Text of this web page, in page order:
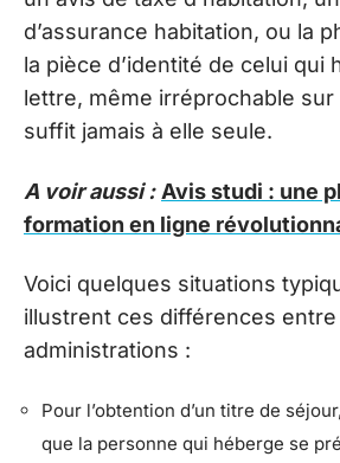
d’assurance habitation, ou la
la pièce d’identité de celui qui
lettre, même irréprochable sur
suffit jamais à elle seule.
A voir aussi : Avis studi : une
formation en ligne
Voici quelques situations
illustrent ces différences entre
administrations :
Pour l’obtention d’un titre de
que la personne qui héberge se